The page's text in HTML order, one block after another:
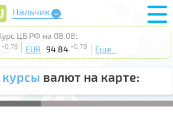
Нальчик
ЦБ РФ на 08.08:
+0.76 EUR 94.84 +0.78 Еще...
валют на карте:
USD EUR